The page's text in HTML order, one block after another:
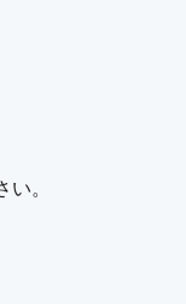
。